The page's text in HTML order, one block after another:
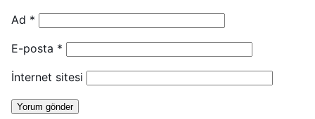
Ad *
E-posta *
İnternet sitesi